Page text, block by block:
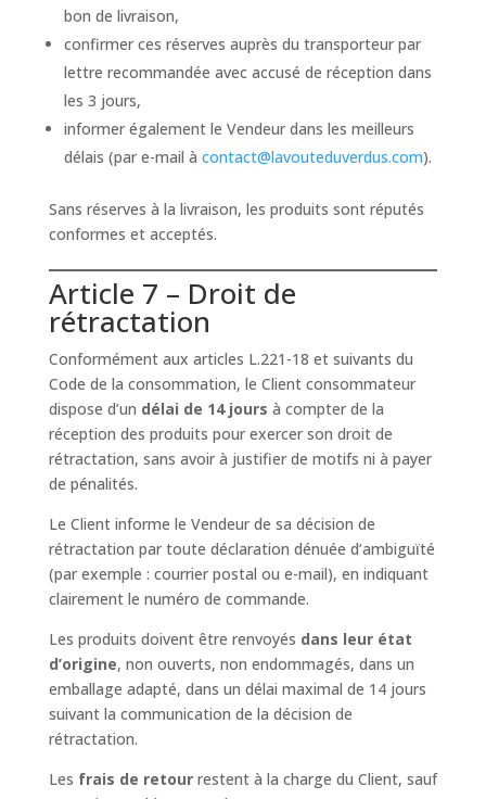
bon de livraison,
confirmer ces réserves auprès du transporteur par
lettre recommandée avec accusé de réception dans
les 3 jours,
informer également le Vendeur dans les meilleurs
délais (par e-mail à contact@lavouteduverdus.com).
Sans réserves à la livraison, les produits sont réputés
conformes et acceptés.
Article 7 – Droit de
rétractation
Conformément aux articles L.221-18 et suivants du
Code de la consommation, le Client consommateur
dispose d’un délai de 14 jours à compter de la
réception des produits pour exercer son droit de
rétractation, sans avoir à justifier de motifs ni à payer
de pénalités.
Le Client informe le Vendeur de sa décision de
rétractation par toute déclaration dénuée d’ambiguïté
(par exemple : courrier postal ou e-mail), en indiquant
clairement le numéro de commande.
Les produits doivent être renvoyés dans leur état
d’origine, non ouverts, non endommagés, dans un
emballage adapté, dans un délai maximal de 14 jours
suivant la communication de la décision de
rétractation.
Les frais de retourrestent à la charge du Client, sauf